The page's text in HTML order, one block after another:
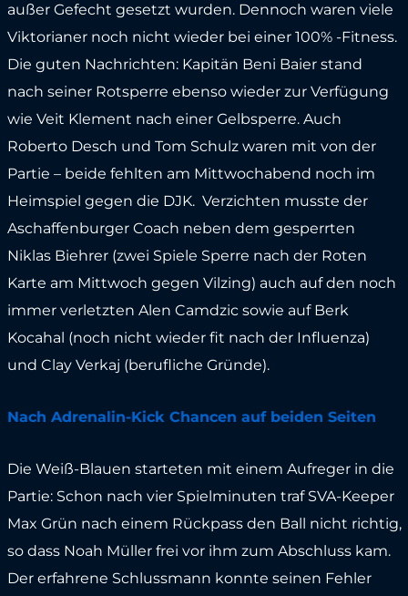
außer Gefecht gesetzt wurden. Dennoch waren viele
Viktorianer noch nicht wieder bei einer 100% -Fitness.
Die guten Nachrichten: Kapitän Beni Baier stand
nach seiner Rotsperre ebenso wieder zur Verfügung
wie Veit Klement nach einer Gelbsperre. Auch
Roberto Desch und Tom Schulz waren mit von der
Partie – beide fehlten am Mittwochabend noch im
Heimspiel gegen die DJK. Verzichten musste der
Aschaffenburger Coach neben dem gesperrten
Niklas Biehrer (zwei Spiele Sperre nach der Roten
Karte am Mittwoch gegen Vilzing) auch auf den noch
immer verletzten Alen Camdzic sowie auf Berk
Kocahal (noch nicht wieder fit nach der Influenza)
und Clay Verkaj (berufliche Gründe).
Nach Adrenalin-Kick Chancen auf beiden Seiten
Die Weiß-Blauen starteten mit einem Aufreger in die
Partie: Schon nach vier Spielminuten traf SVA-Keeper
Max Grün nach einem Rückpass den Ball nicht richtig,
so dass Noah Müller frei vor ihm zum Abschluss kam.
Der erfahrene Schlussmann konnte seinen Fehler